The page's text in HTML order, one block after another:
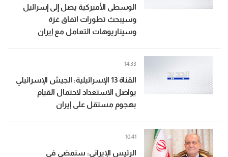
الوسطى الأميركية يصل إلى إسرائيل
وسيبحث تطورات اتفاق غزة
وسيناريوهات التعامل مع إيران
القناة 13 الإسرائيلية: الجيش الإسرائيلي
يواصل الاستعداد لاحتمال القيام
بهجوم مستقل على إيران
14:33
الرئيس الإيراني: سنمضي في
10:41